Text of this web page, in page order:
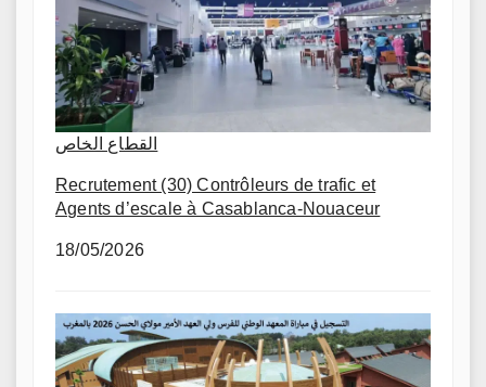
القطاع الخاص
Recrutement (30) Contrôleurs de trafic et
Agents d’escale à Casablanca-Nouaceur
18/05/2026